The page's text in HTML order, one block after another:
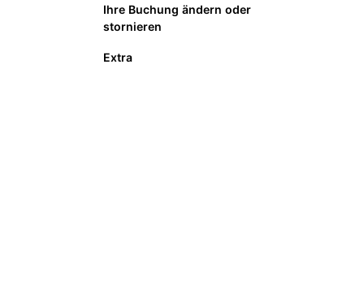
Ihre Buchung ändern oder
stornieren
Extra